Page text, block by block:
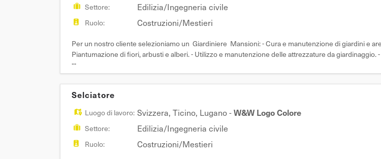
Settore: Edilizia/Ingegneria civile
Ruolo: Costruzioni/Mestieri
Per un nostro cliente selezioniamo un Giardiniere Mansioni: - Cura e manutenzione di giardini e
Piantumazione di fiori, arbusti e alberi. - Utilizzo e manutenzione delle attrezzature da
irrigazione. Requisiti: - Esperienza
...
Selciatore
Luogo di lavoro: Svizzera,Ticino, Lugano-W&W Logo Colore
Settore: Edilizia/Ingegneria civile
Ruolo: Costruzioni/Mestieri